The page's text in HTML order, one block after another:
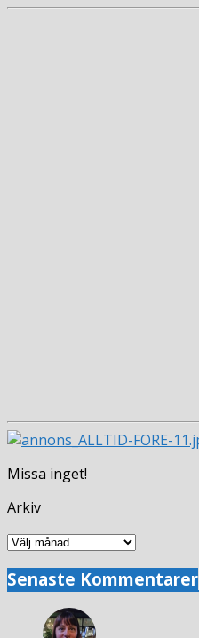
Missa inget!
Arkiv
Arkiv
Senaste Kommentarer